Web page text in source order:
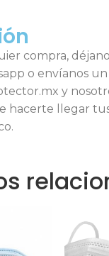
compra,
o envíanos
y
hacerte llegar